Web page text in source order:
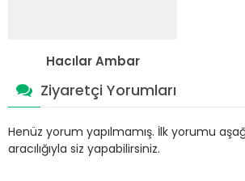
Hacılar Ambar
Ziyaretçi Yorumları
Henüz yorum yapılmamış. İlk yorumu
aracılığıyla siz yapabilirsiniz.